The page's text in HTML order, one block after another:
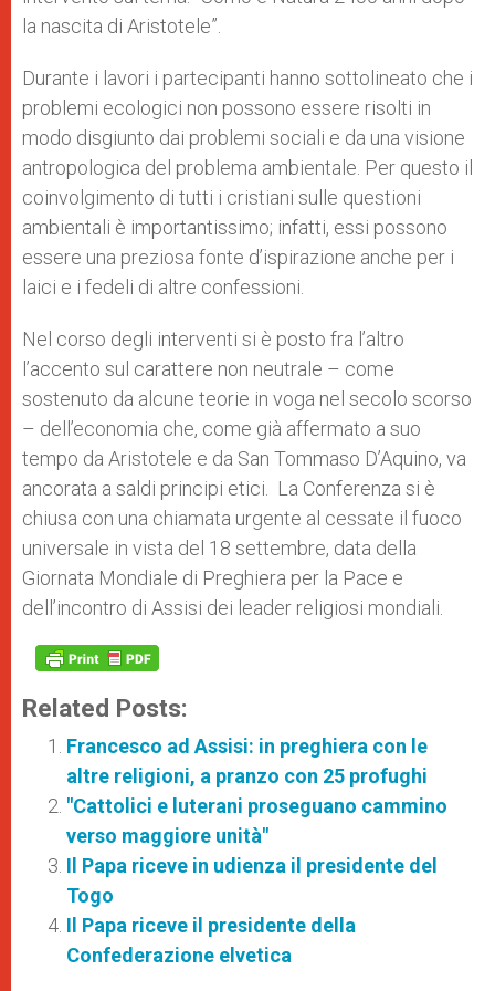
la nascita di Aristotele”.
Durante i lavori i partecipanti hanno sottolineato che i
problemi ecologici non possono essere risolti in
modo disgiunto dai problemi sociali e da una visione
antropologica del problema ambientale. Per questo il
coinvolgimento di tutti i cristiani sulle questioni
ambientali è importantissimo; infatti, essi possono
essere una preziosa fonte d’ispirazione anche per i
laici e i fedeli di altre confessioni.
Nel corso degli interventi si è posto fra l’altro
l’accento sul carattere non neutrale – come
sostenuto da alcune teorie in voga nel secolo scorso
– dell’economia che, come già affermato a suo
tempo da Aristotele e da San Tommaso D’Aquino, va
ancorata a saldi principi etici. La Conferenza si è
chiusa con una chiamata urgente al cessate il fuoco
universale in vista del 18 settembre, data della
Giornata Mondiale di Preghiera per la Pace e
dell’incontro di Assisi dei leader religiosi mondiali.
Related Posts:
Francesco ad Assisi: in preghiera con le
altre religioni, a pranzo con 25 profughi
"Cattolici e luterani proseguano cammino
verso maggiore unità"
Il Papa riceve in udienza il presidente del
Togo
Il Papa riceve il presidente della
Confederazione elvetica